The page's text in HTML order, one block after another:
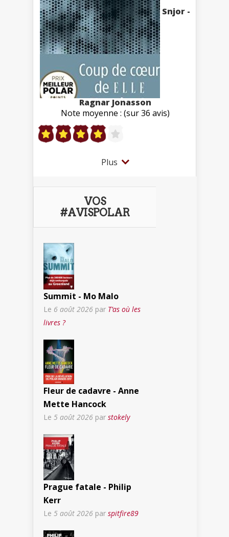
Snjor -
Ragnar Jonasson
Note moyenne : (sur 36 avis)
Plus
VOS
#AVISPOLAR
Summit - Mo Malo
Le 6 août 2026 par T’as où les
livres ?
Fleur de cadavre - Anne
Mette Hancock
Le 5 août 2026 par stokely
Prague fatale - Philip
Kerr
Le 5 août 2026 par spitfire89